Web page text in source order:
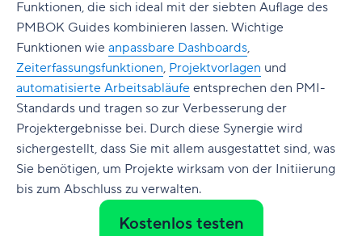
Funktionen, die sich ideal mit der siebten Auflage des
PMBOK Guides kombinieren lassen. Wichtige
Funktionen wie anpassbare Dashboards,
Zeiterfassungsfunktionen, Projektvorlagen und
automatisierte Arbeitsabläufe entsprechen den PMI-
Standards und tragen so zur Verbesserung der
Projektergebnisse bei. Durch diese Synergie wird
sichergestellt, dass Sie mit allem ausgestattet sind, was
Sie benötigen, um Projekte wirksam von der Initiierung
bis zum Abschluss zu verwalten.
Kostenlos testen